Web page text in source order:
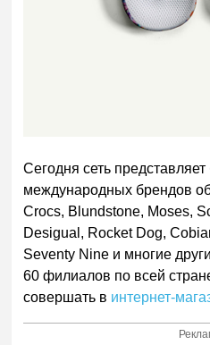
Сегодня сеть
международных брендов
Crocs, Blundstone, Moses,
Desigual, Rocket Dog,
Seventy Nine и многие
60 филиалов по всей
совершать в интернет-